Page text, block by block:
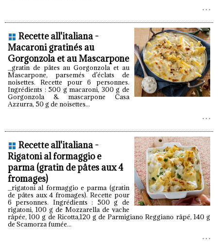
Recette all'italiana -
Macaroni gratinés au
Gorgonzola et au Mascarpone
_gratin de pâtes au Gorgonzola et au
Mascarpone, parsemés d’éclats de
noisettes. Recette pour 6 personnes.
Ingrédients : 500 g macaroni, 300 g de
Gorgonzola & mascarpone Casa
Azzurra, 50 g de noisettes...
Recette all'italiana -
Rigatoni al formaggio e
parma (gratin de pâtes aux 4
fromages)
_rigatoni al formaggio e parma (gratin
de pâtes aux 4 fromages). Recette pour
6 personnes. Ingrédients : 500 g de
rigatoni, 100 g de Mozzarella de vache
râpée, 100 g de Ricotta,120 g de Parmigiano Reggiano râpé, 140 g
de Scamorza fumée...